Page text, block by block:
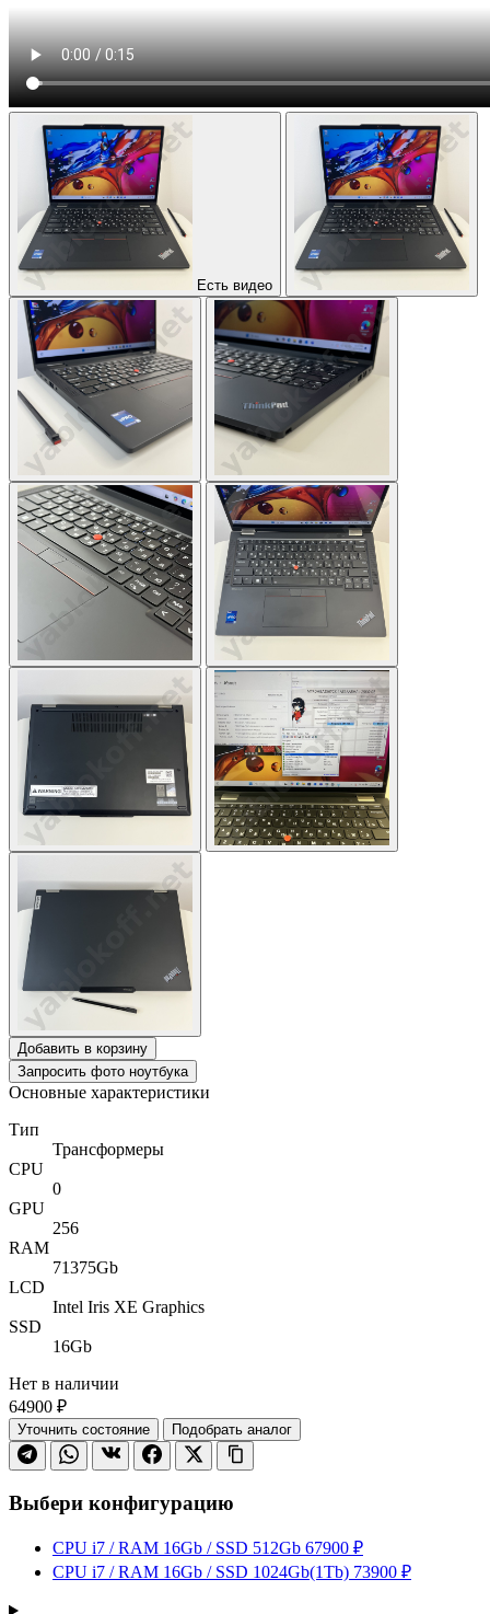
Есть видео
Добавить в корзину
Запросить фото ноутбука
Основные характеристики
Тип
Трансформеры
CPU
0
GPU
256
RAM
71375Gb
LCD
Intel Iris XE Graphics
SSD
16Gb
Нет в наличии
64900 ₽
Уточнить состояние Подобрать аналог
Выбери конфигурацию
CPU i7 / RAM 16Gb / SSD 512Gb 67900 ₽
CPU i7 / RAM 16Gb / SSD 1024Gb(1Tb) 73900 ₽